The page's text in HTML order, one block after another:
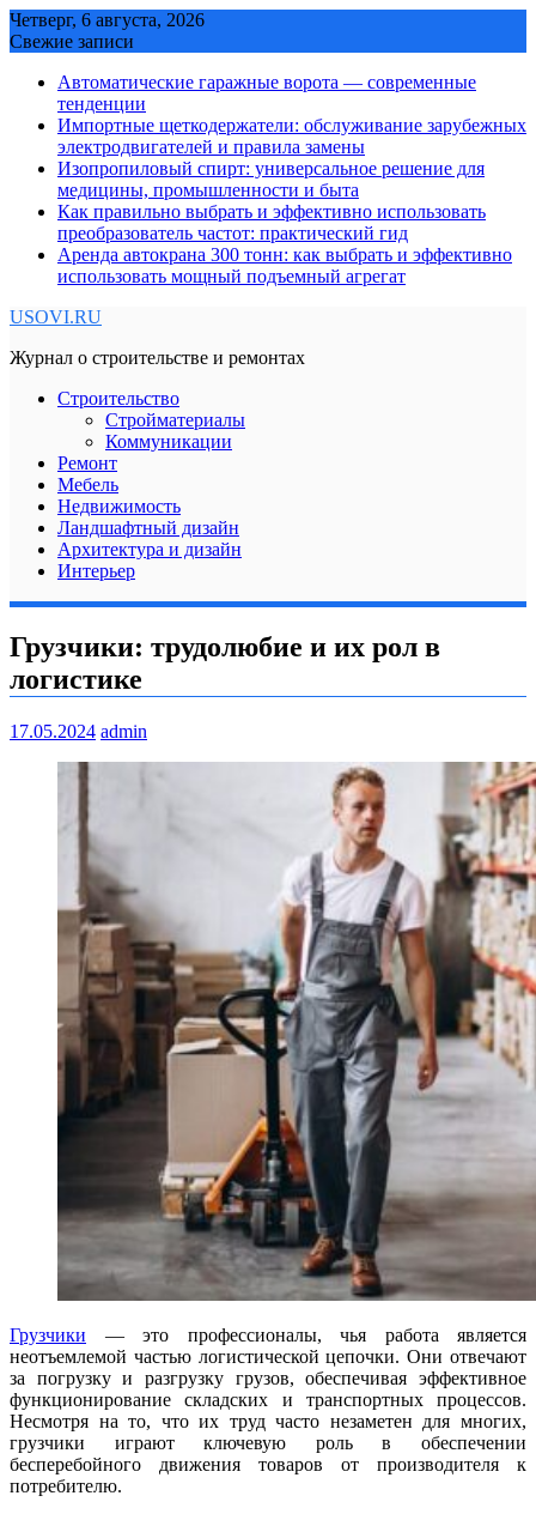
Skip
to
Четверг, 6 августа, 2026
Свежие записи
Автоматические гаражные ворота — современные
тенденции
Импортные щеткодержатели: обслуживание зарубежных
электродвигателей и правила замены
Изопропиловый спирт: универсальное решение для
медицины, промышленности и быта
Как правильно выбрать и эффективно использовать
преобразователь частот: практический гид
Аренда автокрана 300 тонн: как выбрать и эффективно
использовать мощный подъемный агрегат
USOVI.RU
Журнал о строительстве и ремонтах
Строительство
Стройматериалы
Коммуникации
Ремонт
Мебель
Недвижимость
Ландшафтный дизайн
Архитектура и дизайн
Интерьер
Грузчики: трудолюбие и их рол в
логистике
17.05.2024 admin
Грузчики — это профессионалы, чья работа является
неотъемлемой частью логистической цепочки. Они отвечают
за погрузку и разгрузку грузов, обеспечивая эффективное
функционирование складских и транспортных процессов.
Несмотря на то, что их труд часто незаметен для многих,
грузчики играют ключевую роль в обеспечении
бесперебойного движения товаров от производителя к
потребителю.